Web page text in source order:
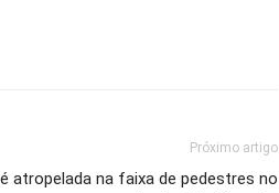
Próximo artigo
atropelada na faixa de pedestres no